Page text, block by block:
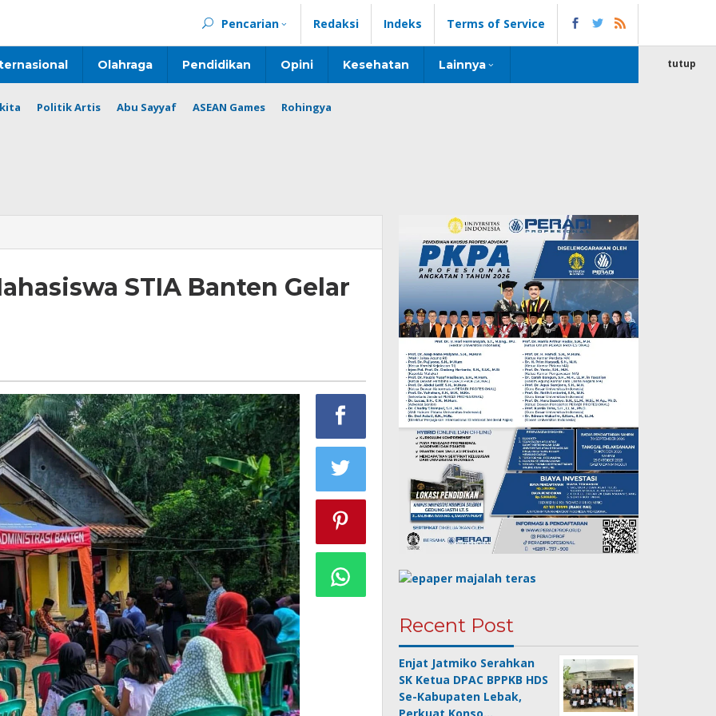
Pencarian Redaksi Indeks Terms of Service
Olahraga Pendidikan Opini Kesehatan Lainnya
Politik Artis Abu Sayyaf ASEAN Games Rohingya
tutup
STIA Banten Gelar
Recent Post
Enjat Jatmiko Serahkan
SK Ketua DPAC BPPKB HDS
Se-Kabupaten Lebak,